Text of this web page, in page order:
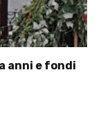
anni e fondi